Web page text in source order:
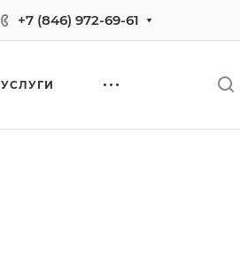
+7 (846) 972-69-61
УСЛУГИ